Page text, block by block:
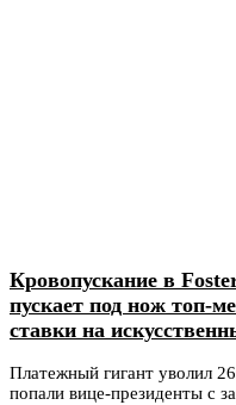
Кровопускание в
пускает под нож топ-
ставки на
Платежный гигант уволил
попали вице-президенты с